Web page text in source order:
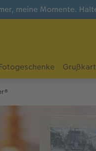
meine Momente.